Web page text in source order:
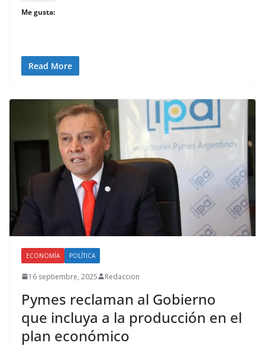
Me gusta:
Read More
ECONOMÍA POLÍTICA
16 septiembre, 2025 Redaccion
Pymes reclaman al Gobierno
que incluya a la producción en el
plan económico